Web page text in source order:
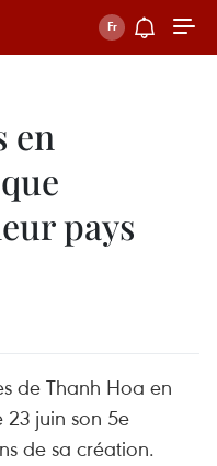
en
pays
de Thanh Hoa en
juin son 5e
de sa création.